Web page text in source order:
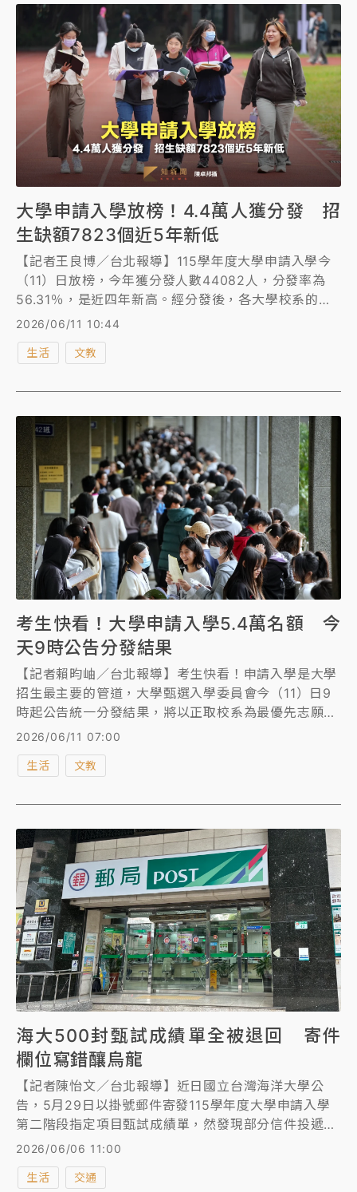
大學申請入學放榜！4.4萬人獲分發 招
生缺額7823個近5年新低
【記者王良博／台北報導】115學年度大學申請入學今
（11）日放榜，今年獲分發人數44082人，分發率為
56.31％，是近四年新高。經分發後，各大學校系的招
生缺額為7823個，比去年減少373個，是近五年新
低。大學甄選入學委員會分析，招生缺額減少，是因大
學錄取名額數增加且考生就讀意願較高，完成志願序登
2026/06/11 10:44
生活 文教
考生快看！大學申請入學5.4萬名額 今
天9時公告分發結果
【記者賴昀岫／台北報導】考生快看！申請入學是大學
招生最主要的管道，大學甄選入學委員會今（11）日9
時起公告統一分發結果，將以正取校系為最優先志願分
發，如對分發結果有疑義，可於明（12）日中午12時前
2026/06/11 07:00
生活 文教
海大500封甄試成績單全被退回 寄件
欄位寫錯釀烏龍
【記者陳怡文／台北報導】近日國立台灣海洋大學公
告，5月29日以掛號郵件寄發115學年度大學申請入學
第二階段指定項目甄試成績單，然發現部分信件投遞失
敗而被退回的情形，故提醒未收到紙本成績單的考生，
務必至報名系統查詢成績及錄取狀況，傳出就是中華郵
政內部疏失，對此，中華郵政表示，海大把寄件人寫到
2026/06/06 11:00
生活 交通